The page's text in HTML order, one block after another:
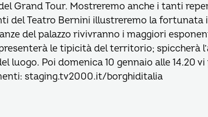
Grand Tour. Mostreremo anche i tanti
del Teatro Bernini illustreremo la fortunata
del palazzo rivivranno i maggiori
le tipicità del territorio; spiccherà
luogo. Poi domenica 10 gennaio alle 14.20
staging.tv2000.it/borghiditalia